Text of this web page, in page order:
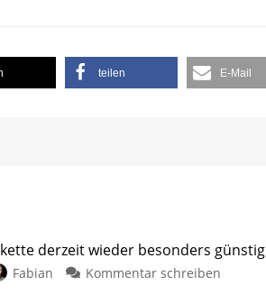
teilen E-Mail
derzeit wieder besonders günstig
Fabian Kommentar schreiben